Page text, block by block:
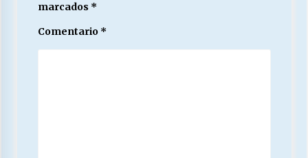
marcados *
Comentario *